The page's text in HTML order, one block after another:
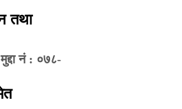
तथा
नं : ०७८-